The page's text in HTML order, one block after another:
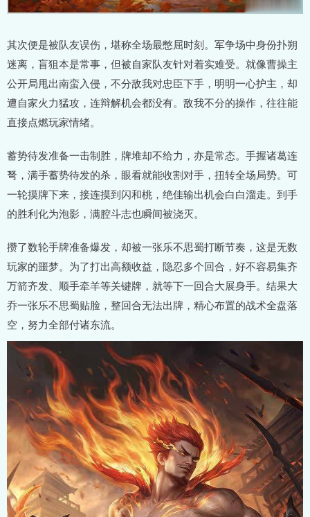
其次便是被队友误伤，堪称全场最憋屈时刻。军争场中身份扑朔
迷离，盲狙本是常事，但被自家队友针对着实难受。就像曹操主
公开局甩出南蛮入侵，不分敌我对忠臣下手，明明一心护主，却
遭自家火力猛攻，连辩解机会都没有。敌我不分的操作，往往能
直接点燃玩家情绪。
蓄势待发准备一击制胜，牌堆却不给力，亦是常态。手握诸葛连
弩，满手蓄势待发的杀，眼看就能收割对手，扭转全场局势。可
一轮摸牌下来，接连摸到闪和桃，绝佳输出机会白白溜走。到手
的胜利化为泡影，满腔斗志也瞬间被浇灭。
攒了数轮手牌准备爆发，却被一张乐不思蜀打断节奏，这是无数
玩家的噩梦。为了打出高额收益，隐忍多个回合，好不容易集齐
万箭齐发、顺手牵羊等关键牌，就等下一回合大展身手。结果大
乔一张乐不思蜀贴脸，整回合无法出牌，精心布置的战术全盘落
空，努力全部付诸东流。